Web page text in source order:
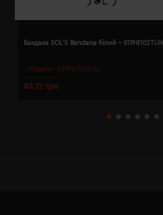
Модель: 01198(SOL’S)
Бандана SOL'S Bandana білий - 01198102TUN
85.12 грн